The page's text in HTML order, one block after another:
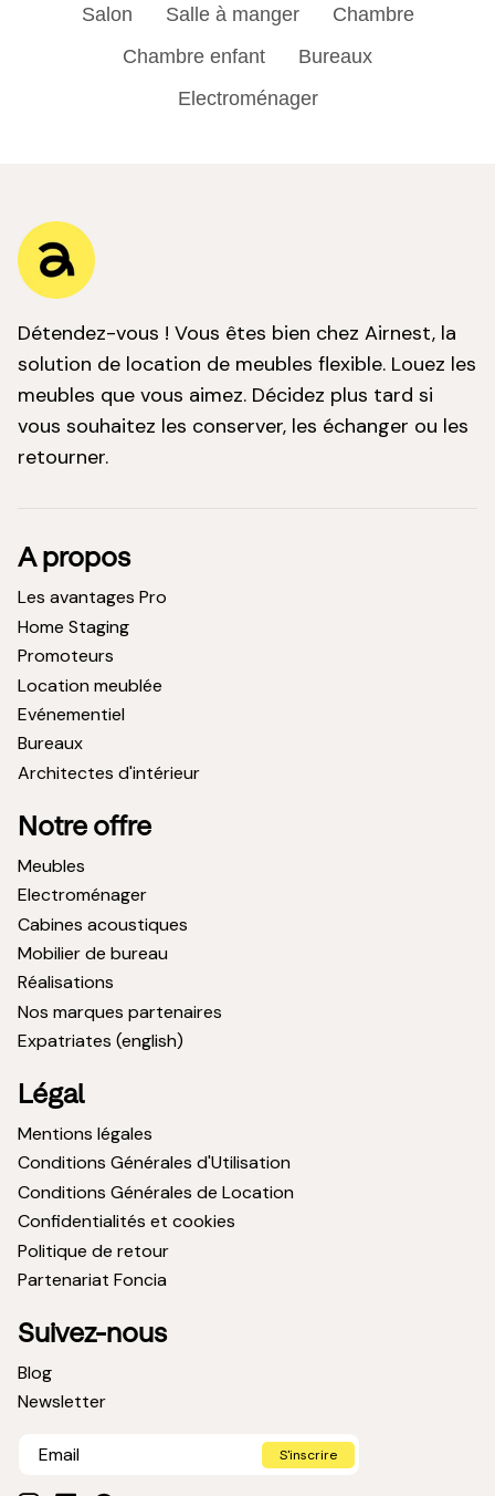
Salon
Salle à manger
Chambre
Chambre enfant
Bureaux
Electroménager
Détendez-vous ! Vous êtes bien chez Airnest, la
solution de location de meubles flexible. Louez les
meubles que vous aimez. Décidez plus tard si
vous souhaitez les conserver, les échanger ou les
retourner.
A propos
Les avantages Pro
Home Staging
Promoteurs
Location meublée
Evénementiel
Bureaux
Architectes d'intérieur
Notre offre
Meubles
Electroménager
Cabines acoustiques
Mobilier de bureau
Réalisations
Nos marques partenaires
Expatriates (english)
Légal
Mentions légales
Conditions Générales d'Utilisation
Conditions Générales de Location
Confidentialités et cookies
Politique de retour
Partenariat Foncia
Suivez-nous
Blog
Newsletter
S'inscrire